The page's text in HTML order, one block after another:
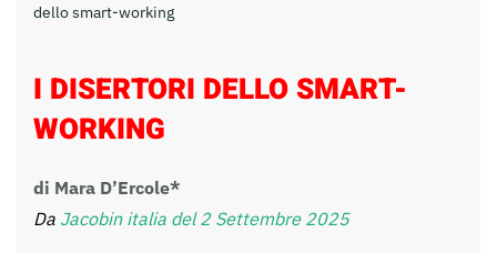
dello smart-working
I DISERTORI DELLO SMART-
WORKING
di Mara D’Ercole*
Da Jacobin italia del 2Settembre 2025